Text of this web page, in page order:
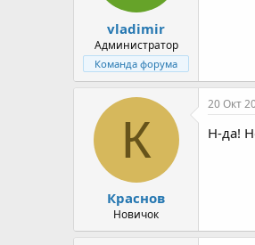
vladimir
Администратор
Команда форума
К
Краснов
Новичок
20 Окт
Н-да!